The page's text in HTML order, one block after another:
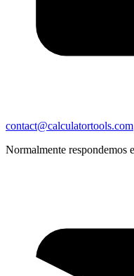
contact@calculatortools.com
Normalmente respondemos